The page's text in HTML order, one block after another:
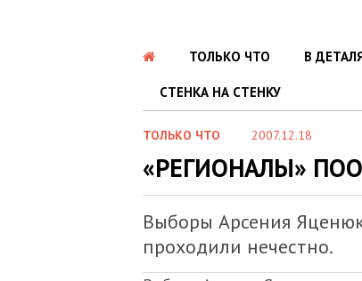
ТОЛЬКО ЧТО В
СТЕНКА НА СТЕНКУ
ТОЛЬКО ЧТО 2007.12.18
«РЕГИОНАЛЫ»
Выборы Арсения
проходили нечестно.